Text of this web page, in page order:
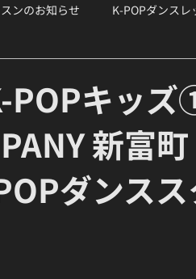
ンのお知らせ K-POPダンスレ
ーカルクラス オーディション
POPキッ
新富
ダンス